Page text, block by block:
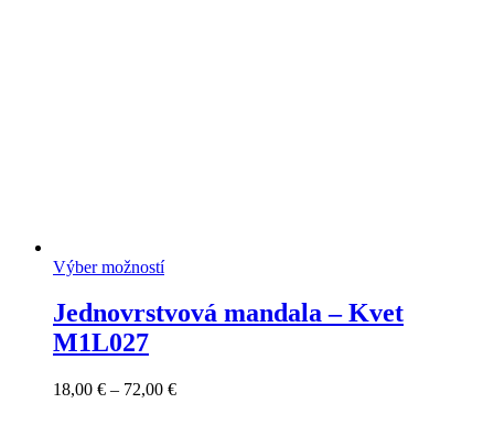
Výber možností
Jednovrstvová mandala – Kvet
M1L027
18,00 € – 72,00 €Price